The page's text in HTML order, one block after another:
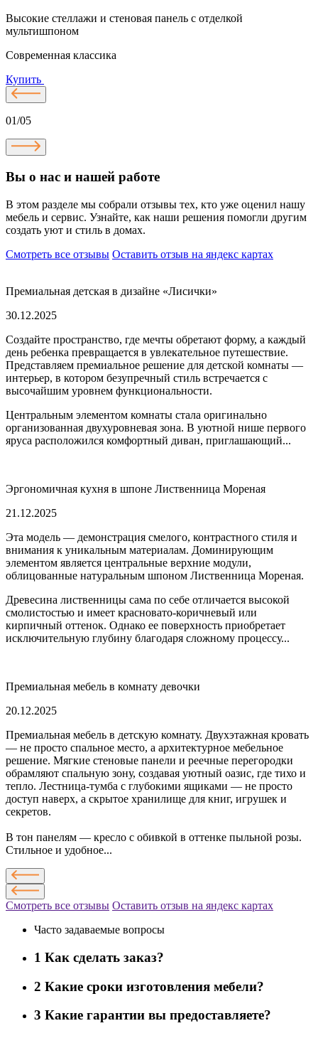
Высокие стеллажи и стеновая панель с отделкой
мультишпоном
Современная классика
Купить
01/05
Вы о нас и нашей работе
В этом разделе мы собрали отзывы тех, кто уже оценил нашу
мебель и сервис. Узнайте, как наши решения помогли другим
создать уют и стиль в домах.
Смотреть все отзывы Оставить отзыв на яндекс картах
Премиальная детская в дизайне «Лисички»
30.12.2025
Создайте пространство, где мечты обретают форму, а каждый
день ребенка превращается в увлекательное путешествие.
Представляем премиальное решение для детской комнаты —
интерьер, в котором безупречный стиль встречается с
высочайшим уровнем функциональности.
Центральным элементом комнаты стала оригинально
организованная двухуровневая зона. В уютной нише первого
яруса расположился комфортный диван, приглашающий...
Эргономичная кухня в шпоне Лиственница Мореная
21.12.2025
Эта модель — демонстрация смелого, контрастного стиля и
внимания к уникальным материалам. Доминирующим
элементом является центральные верхние модули,
облицованные натуральным шпоном Лиственница Мореная.
Древесина лиственницы сама по себе отличается высокой
смолистостью и имеет красновато-коричневый или
кирпичный оттенок. Однако ее поверхность приобретает
исключительную глубину благодаря сложному процессу...
Премиальная мебель в комнату девочки
20.12.2025
Премиальная мебель в детскую комнату. Двухэтажная кровать
— не просто спальное место, а архитектурное мебельное
решение. Мягкие стеновые панели и реечные перегородки
обрамляют спальную зону, создавая уютный оазис, где тихо и
тепло. Лестница-тумба с глубокими ящиками — не просто
доступ наверх, а скрытое хранилище для книг, игрушек и
секретов.
В тон панелям — кресло с обивкой в оттенке пыльной розы.
Стильное и удобное...
Смотреть все отзывы Оставить отзыв на яндекс картах
Часто задаваемые вопросы
1 Как сделать заказ?
2 Какие сроки изготовления мебели?
3 Какие гарантии вы предоставляете?